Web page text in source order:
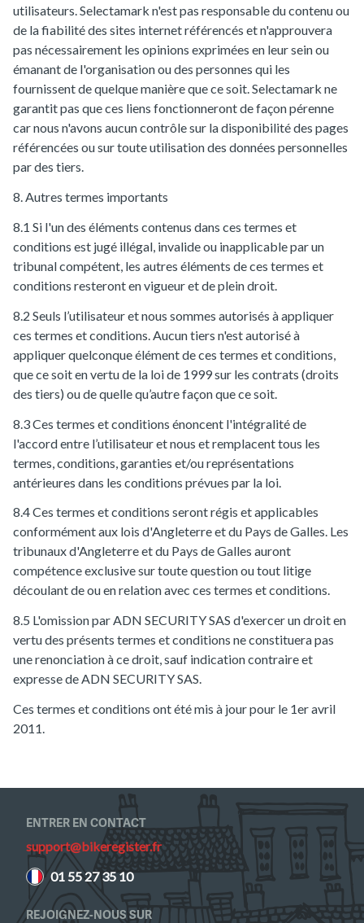
utilisateurs. Selectamark n'est pas responsable du contenu ou
de la fiabilité des sites internet référencés et n'approuvera
pas nécessairement les opinions exprimées en leur sein ou
émanant de l'organisation ou des personnes qui les
fournissent de quelque manière que ce soit. Selectamark ne
garantit pas que ces liens fonctionneront de façon pérenne
car nous n'avons aucun contrôle sur la disponibilité des pages
référencées ou sur toute utilisation des données personnelles
par des tiers.
8. Autres termes importants
8.1 Si l'un des éléments contenus dans ces termes et
conditions est jugé illégal, invalide ou inapplicable par un
tribunal compétent, les autres éléments de ces termes et
conditions resteront en vigueur et de plein droit.
8.2 Seuls l’utilisateur et nous sommes autorisés à appliquer
ces termes et conditions. Aucun tiers n'est autorisé à
appliquer quelconque élément de ces termes et conditions,
que ce soit en vertu de la loi de 1999 sur les contrats (droits
des tiers) ou de quelle qu’autre façon que ce soit.
8.3 Ces termes et conditions énoncent l'intégralité de
l'accord entre l’utilisateur et nous et remplacent tous les
termes, conditions, garanties et/ou représentations
antérieures dans les conditions prévues par la loi.
8.4 Ces termes et conditions seront régis et applicables
conformément aux lois d'Angleterre et du Pays de Galles. Les
tribunaux d'Angleterre et du Pays de Galles auront
compétence exclusive sur toute question ou tout litige
découlant de ou en relation avec ces termes et conditions.
8.5 L'omission par ADN SECURITY SAS d'exercer un droit en
vertu des présents termes et conditions ne constituera pas
une renonciation à ce droit, sauf indication contraire et
expresse de ADN SECURITY SAS.
Ces termes et conditions ont été mis à jour pour le 1er avril
2011.
ENTRER EN CONTACT
support@bikeregister.fr
01 55 27 35 10
REJOIGNEZ-NOUS SUR